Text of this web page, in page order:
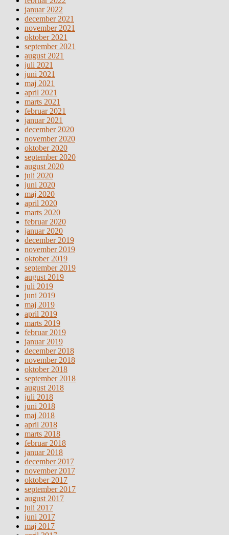
januar 2022
december 2021
november 2021
oktober 2021
september 2021
august 2021
juli 2021
juni 2021
maj 2021
april 2021
marts 2021
februar 2021
januar 2021
december 2020
november 2020
oktober 2020
september 2020
august 2020
juli 2020
juni 2020
maj 2020
april 2020
marts 2020
februar 2020
januar 2020
december 2019
november 2019
oktober 2019
september 2019
august 2019
juli 2019
juni 2019
maj 2019
april 2019
marts 2019
februar 2019
januar 2019
december 2018
november 2018
oktober 2018
september 2018
august 2018
juli 2018
juni 2018
maj 2018
april 2018
marts 2018
februar 2018
januar 2018
december 2017
november 2017
oktober 2017
september 2017
august 2017
juli 2017
juni 2017
maj 2017